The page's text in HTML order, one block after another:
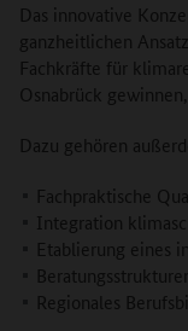
Das innovative
ganzheitlichen
Fachkräfte für
Osnabrück
Dazu gehören
Fachpraktische
Integration
Etablierung eines
Regionales